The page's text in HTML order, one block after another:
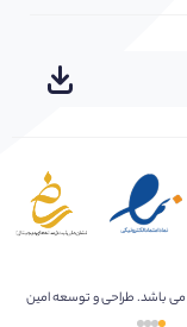
می باشد. طراحی و توسعه امین